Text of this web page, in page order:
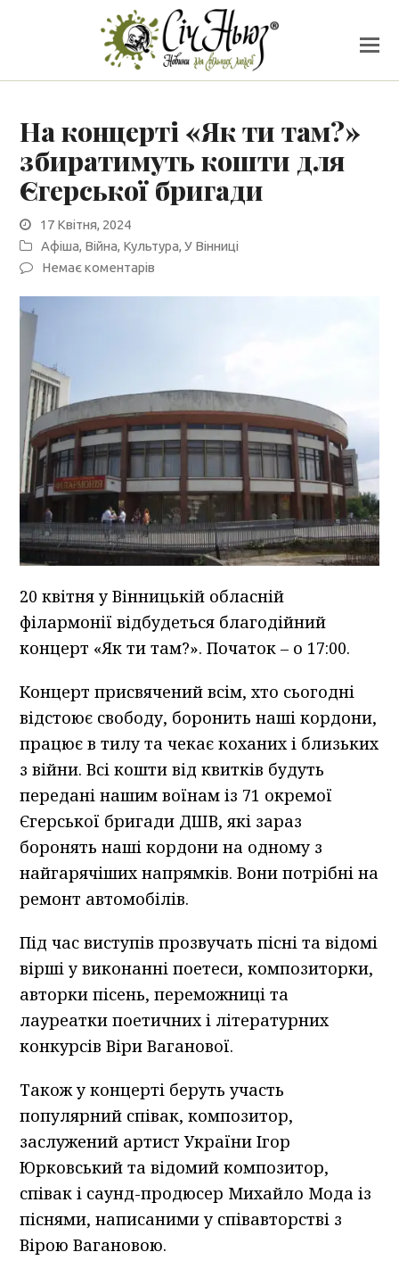
На концерті «Як ти там?»
збиратимуть кошти для
Єгерської бригади
17 Квітня, 2024
Афіша, Війна, Культура,У Вінниці
Немає коментарів
20 квітня у Вінницькій обласній
філармонії відбудеться благодійний
концерт «Як ти там?». Початок – о 17:00.
Концерт присвячений всім, хто сьогодні
відстоює свободу, боронить наші кордони,
працює в тилу та чекає коханих і близьких
з війни. Всі кошти від квитків будуть
передані нашим воїнам із 71 окремої
Єгерської бригади ДШВ, які зараз
боронять наші кордони на одному з
найгарячіших напрямків. Вони потрібні на
ремонт автомобілів.
Під час виступів прозвучать пісні та відомі
вірші у виконанні поетеси, композиторки,
авторки пісень, переможниці та
лауреатки поетичних і літературних
конкурсів Віри Ваганової.
Також у концерті беруть участь
популярний співак, композитор,
заслужений артист України Ігор
Юрковський та відомий композитор,
співак і саунд-продюсер Михайло Мода із
піснями, написаними у співавторстві з
Вірою Вагановою.